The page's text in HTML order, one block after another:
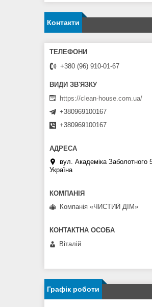
Контакти
+380 (96) 910-01-67
https://clean-house.com.ua/
+380969100167
+380969100167
вул. Академіка Заболотного
Україна
Компанія «ЧИСТИЙ ДІМ»
Віталій
Графік роботи